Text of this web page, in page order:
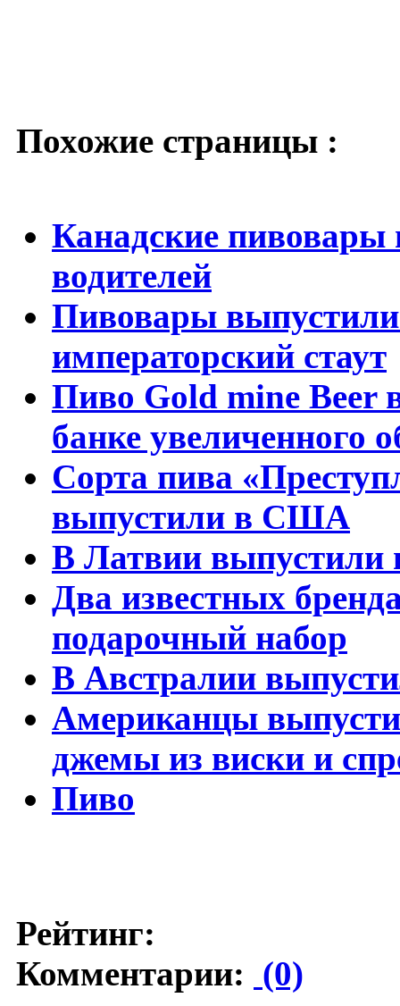
Похожие страницы :
Канадские пивовары
водителей
Пивовары выпустили
императорский стаут
Пиво Gold mine Beer
банке увеличенного
Сорта пива
выпустили в США
В Латвии выпустили
Два известных
подарочный набор
В Австралии
Американцы
джемы из виски и
Пиво
Рейтинг:
Комментарии: (0)